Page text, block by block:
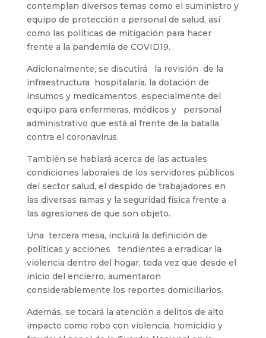
contemplan diversos temas como el suministro y
equipo de protección a personal de salud, así
como las políticas de mitigación para hacer
frente a la pandemia de COVID19.
Adicionalmente, se discutirá la revisión de la
infraestructura hospitalaria, la dotación de
insumos y medicamentos, especialmente del
equipo para enfermeras, médicos y personal
administrativo que está al frente de la batalla
contra el coronavirus.
También se hablará acerca de las actuales
condiciones laborales de los servidores públicos
del sector salud, el despido de trabajadores en
las diversas ramas y la seguridad física frente a
las agresiones de que son objeto.
Una tercera mesa, incluirá la definición de
políticas y acciones tendientes a erradicar la
violencia dentro del hogar, toda vez que desde el
inicio del encierro, aumentaron
considerablemente los reportes domiciliarios.
Además, se tocará la atención a delitos de alto
impacto como robo con violencia, homicidio y